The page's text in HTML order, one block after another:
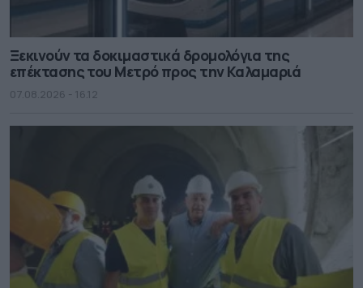
Ξεκινούν τα δοκιμαστικά δρομολόγια της
επέκτασης του Μετρό προς την Καλαμαριά
07.08.2026 - 16.12